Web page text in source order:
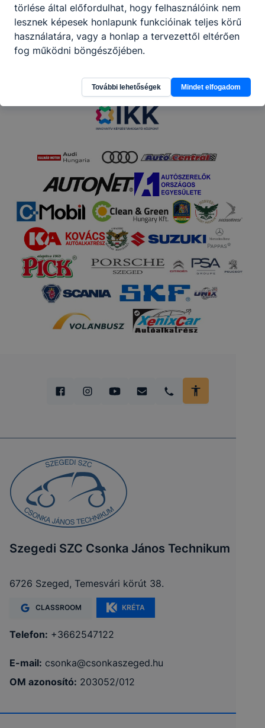
Partnereink
Szegedi SZC Csonka János Technikum
6726 Szeged, Temesvári körút 38.
CLASSROOM KRÉTA
Telefon: +3662547122
E-mail: csonka@csonkaszeged.hu
OM azonosító: 203052/012
törlése által előfordulhat, hogy felhasználóink nem
lesznek képesek honlapunk funkcióinak teljes körű
használatára, vagy a honlap a tervezettől eltérően
fog működni böngészőjében.
További lehetőségek Mindet elfogadom